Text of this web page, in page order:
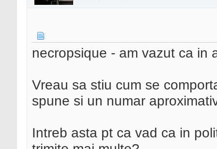
necropsique - am vazut ca in
Vreau sa stiu cum se
spune si un numar
Intreb asta pt ca vad ca in